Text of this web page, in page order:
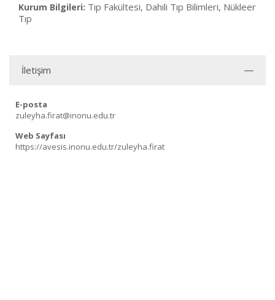
Kurum Bilgileri: Tıp Fakültesi, Dahili Tıp Bilimleri, Nükleer
Tıp
İletişim
E-posta
zuleyha.firat@inonu.edu.tr
Web Sayfası
https://avesis.inonu.edu.tr/zuleyha.firat